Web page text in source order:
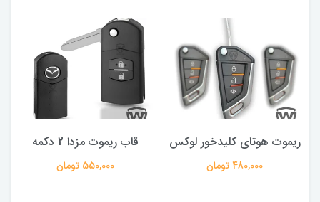
ریموت هوتای کلیدخور لوکس
480,000 تومان
قاب ریموت مزدا 2 دکمه
550,000 تومان